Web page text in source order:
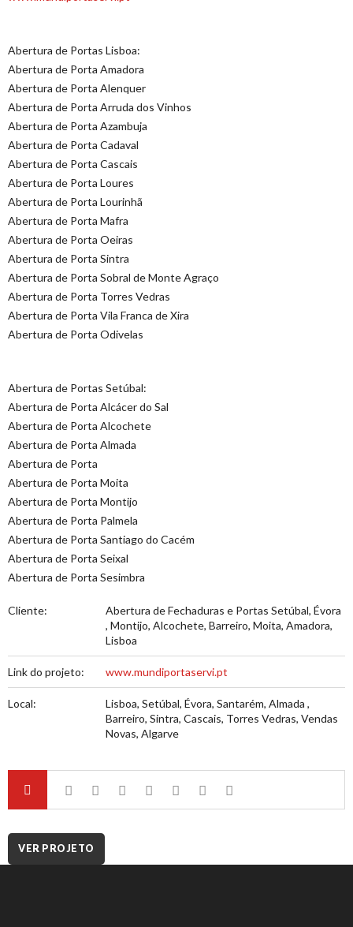
Abertura de Portas Lisboa:
Abertura de Porta Amadora
Abertura de Porta Alenquer
Abertura de Porta Arruda dos Vinhos
Abertura de Porta Azambuja
Abertura de Porta Cadaval
Abertura de Porta Cascais
Abertura de Porta Loures
Abertura de Porta Lourinhã
Abertura de Porta Mafra
Abertura de Porta Oeiras
Abertura de Porta Sintra
Abertura de Porta Sobral de Monte Agraço
Abertura de Porta Torres Vedras
Abertura de Porta Vila Franca de Xira
Abertura de Porta Odivelas
Abertura de Portas Setúbal:
Abertura de Porta Alcácer do Sal
Abertura de Porta Alcochete
Abertura de Porta Almada
Abertura de Porta
Abertura de Porta Moita
Abertura de Porta Montijo
Abertura de Porta Palmela
Abertura de Porta Santiago do Cacém
Abertura de Porta Seixal
Abertura de Porta Sesimbra
Cliente:
Abertura de Fechaduras e Portas Setúbal, Évora
, Montijo, Alcochete, Barreiro, Moita, Amadora,
Lisboa
Link do projeto: www.mundiportaservi.pt
Local:
Lisboa, Setúbal, Évora, Santarém, Almada ,
Barreiro, Sintra, Cascais, Torres Vedras, Vendas
Novas, Algarve
VER PROJETO